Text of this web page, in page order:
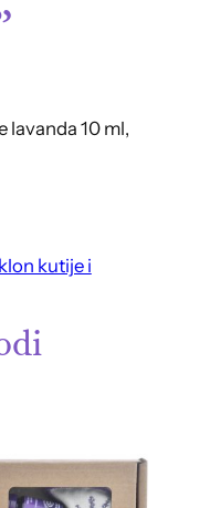
lavanda 10 ml,
kutije i